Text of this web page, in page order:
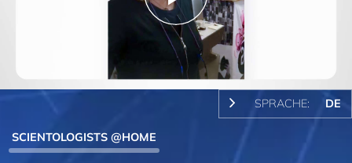
Play
Video
SPRACHE: DE
SCIENTOLOGISTS @HOME